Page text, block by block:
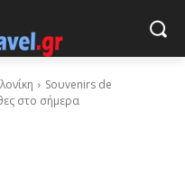
Soυvenirs de
στο σήμερα